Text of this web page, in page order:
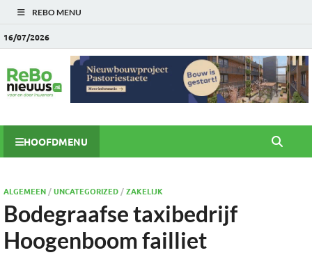
REBO MENU
16/07/2026
HOOFDMENU
ALGEMEEN/UNCATEGORIZED/ZAKELIJK
Bodegraafse taxibedrijf
Hoogenboom failliet